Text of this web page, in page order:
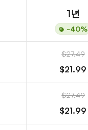
1년
-40%
$27.49
$21.99
$27.49
$21.99